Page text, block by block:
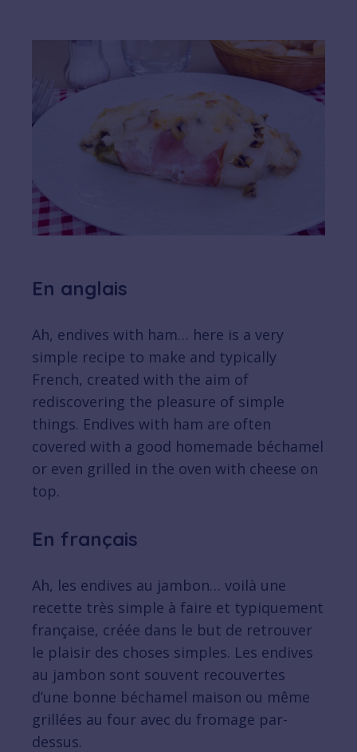
En anglais
Ah, endives with ham… here is a very
simple recipe to make and typically
French, created with the aim of
rediscovering the pleasure of simple
things. Endives with ham are often
covered with a good homemade béchamel
or even grilled in the oven with cheese on
top.
En français
Ah, les endives au jambon… voilà une
recette très simple à faire et typiquement
française, créée dans le but de retrouver
le plaisir des choses simples. Les endives
au jambon sont souvent recouvertes
d’une bonne béchamel maison ou même
grillées au four avec du fromage par-
dessus.